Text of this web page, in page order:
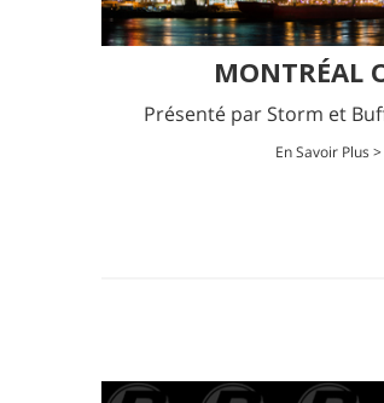
MONTRÉAL
Présenté par Storm et
En Savoir Plus >